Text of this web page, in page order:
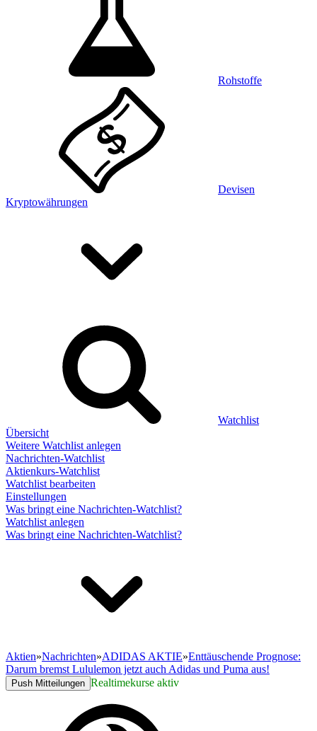
Rohstoffe
Devisen
Kryptowährungen
Watchlist
Übersicht
Weitere Watchlist anlegen
Nachrichten-Watchlist
Aktienkurs-Watchlist
Watchlist bearbeiten
Einstellungen
Was bringt eine Nachrichten-Watchlist?
Watchlist anlegen
Was bringt eine Nachrichten-Watchlist?
Aktien»Nachrichten»ADIDAS AKTIE»Enttäuschende Prognose:
Darum bremst Lululemon jetzt auch Adidas und Puma aus!
Push Mitteilungen Realtimekurse aktiv